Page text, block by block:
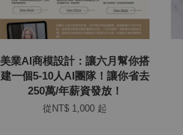
美業AI商模設計：讓六月幫你搭
建一個5-10人AI團隊！讓你省去
250萬/年薪資發放！
從 NT$ 1,000 起